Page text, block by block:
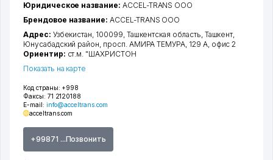
Код страны: +998
Факсы: 71 2120188
E-mail: info@acceltrans.com
acceltrans.com
+99871 ...Позвонить
Юридическое название: ACCEL-TRANS ООО
Брендовое название: ACCEL-TRANS ООО
Адрес: Узбекистан, 100099, Ташкентская область, Ташкент,
Юнусабадский район, просп. АМИРА ТЕМУРА, 129 А, офис 2
Ориентир: ст.м. "ШАХРИСТОН
Показать на карте